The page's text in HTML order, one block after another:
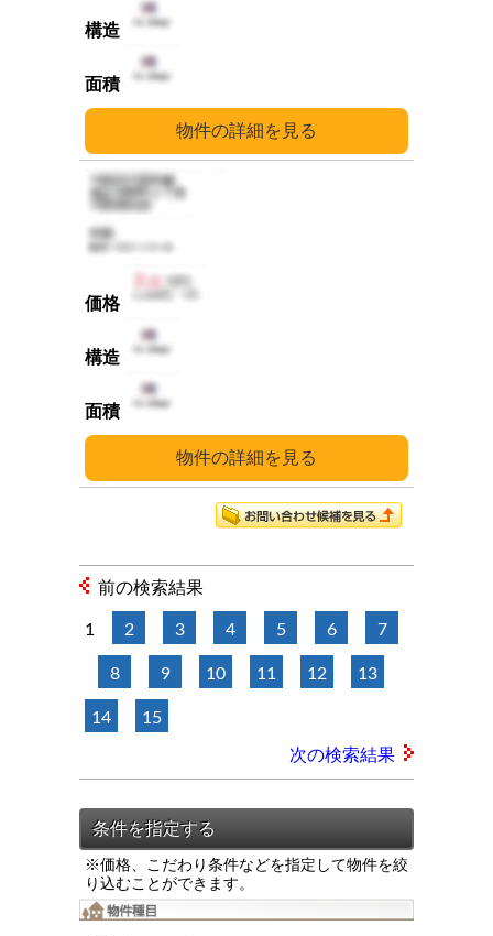
※価格、こだわり条件などを指定して物件を絞
り込むことができます。
詳細
詳細
前の検索結果
1 2 3 4 5 6 7
8 9 10 11 12 13
14 15
次の検索結果